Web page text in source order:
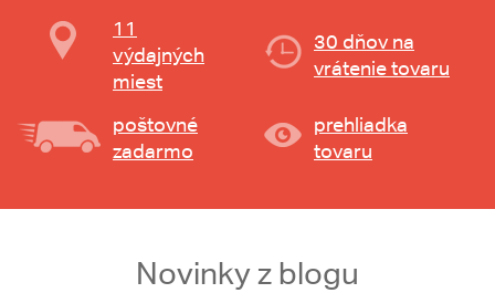
11
výdajných
miest
30 dňov na
vrátenie tovaru
poštovné
zadarmo
prehliadka
tovaru
Novinky z blogu